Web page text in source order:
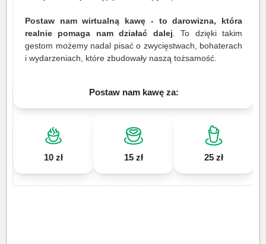
Postaw nam wirtualną kawę - to darowizna, która
realnie pomaga nam działać dalej . To dzięki takim
gestom możemy nadal pisać o zwycięstwach, bohaterach
i wydarzeniach, które zbudowały naszą tożsamość.
Postaw nam kawę za:
10 zł 15 zł 25 zł